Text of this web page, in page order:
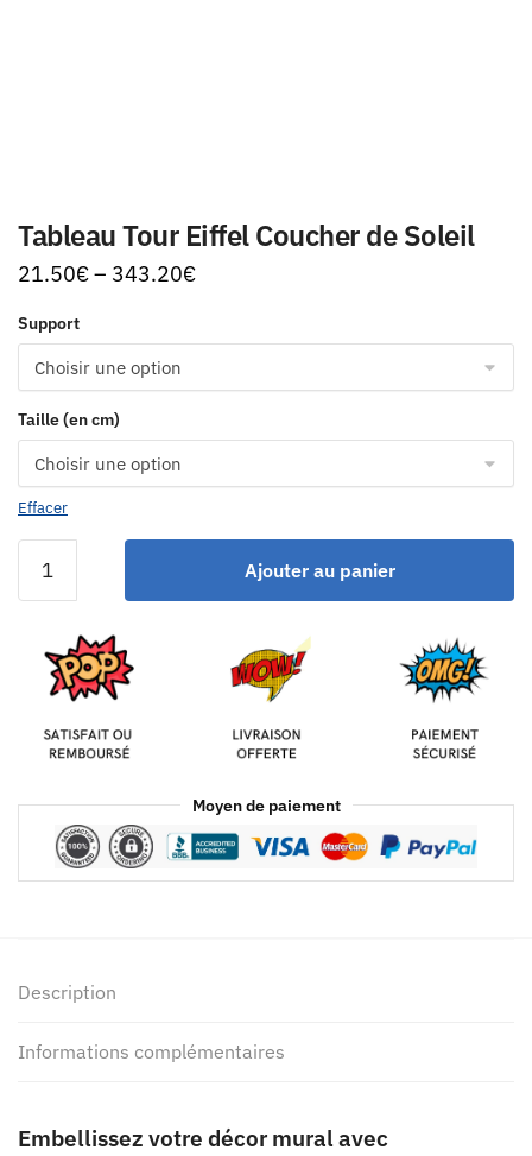
Tableau Tour Eiffel Coucher de Soleil
21.50€– 343.20€
Support
Taille (en cm)
Effacer
Ajouter au panier
Moyen de paiement
Description
Informations complémentaires
Embellissez votre décor mural avec